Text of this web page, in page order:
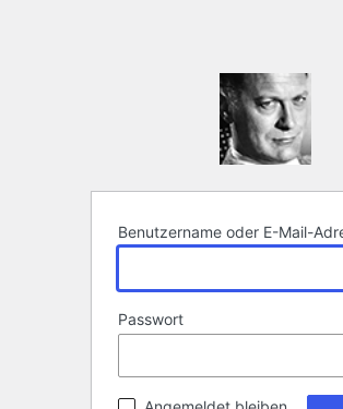
Benutzername oder E-Mail-
Passwort